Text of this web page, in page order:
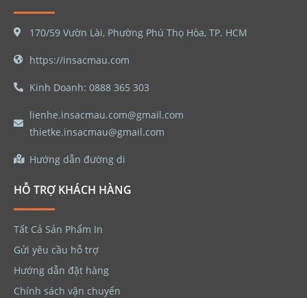
170/59 Vườn Lài, Phường Phú Thọ Hòa, TP. HCM
https://insacmau.com
Kinh Doanh: 0888 365 303
lienhe.insacmau.com@gmail.com
thietke.insacmau@gmail.com
Hướng dẫn đường di
HỖ TRỢ KHÁCH HÀNG
Tất Cả Sản Phẩm In
Gửi yêu cầu hỗ trợ
Hướng dẫn đặt hàng
Chính sách vận chuyển